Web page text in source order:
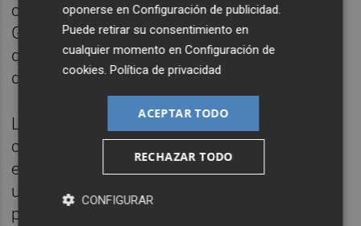
convertido en un freno para la ciudad.
Gandia merece respeto, inversiones reales y
que el Consell del PP cumpla con lo que
debe”.
Las enmiendas que se presentarán se
centrarán en aspectos sanitarios como, por
ejemplo, la ampliación del hospital
universitario Francesc de Borja o dotar de la
partida económica necesaria para la
oponerse enConfiguración de publicidad
Puede retirar su consentimiento en
cualquier momento enConfiguración de
cookies .Política de privacidad
ACEPTAR TODO
RECHAZAR TODO
CONFIGURAR